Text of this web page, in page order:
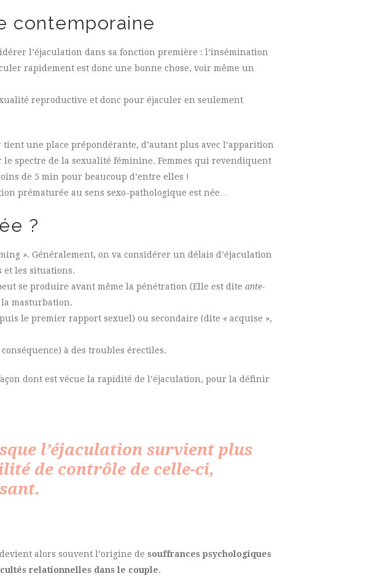
contemporaine
l’éjaculation dans sa fonction première : l’insémination
rapidement est donc une bonne chose, voir même un
reproductive et donc pour éjaculer en seulement
une place prépondérante, d’autant plus avec l’apparition
spectre de la sexualité féminine. Femmes qui revendiquent
de 5 min pour beaucoup d’entre elles !
prématurée au sens sexo-pathologique est née…
?
». Généralement, on va considérer un délais d’éjaculation
et les situations.
se produire avant même la pénétration (Elle est dite ante-
masturbation.
le premier rapport sexuel) ou secondaire (dite « acquise »,
à des troubles érectiles.
dont est vécue la rapidité de l’éjaculation, pour la définir
l’éjaculation survient plus
de contrôle de celle-ci,
alors souvent l’origine de souffrances psychologiques
relationnelles dans le couple.